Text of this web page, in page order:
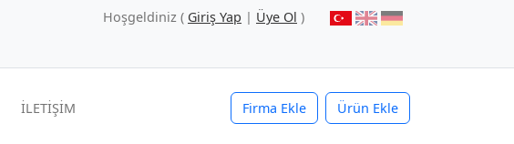
Hoşgeldiniz ( Giriş Yap | Üye Ol )
Firma Ekle Ürün Ekle
İLETİŞİM